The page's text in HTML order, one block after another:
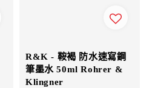
R&K - 鞍褐 防水速寫鋼
筆墨水 50ml Rohrer &
Klingner